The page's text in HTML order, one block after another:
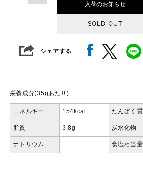
入荷のお知らせ
SOLD OUT
シェアする
栄養成分(35gあたり)
エネルギー 154kcal たんぱく質
脂質 3.8g 炭水化物
ナトリウム 食塩相当量